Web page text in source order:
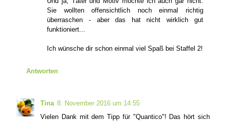
Sie wollten offensichtlich noch einmal richtig
überraschen - aber das hat nicht wirklich gut
funktioniert...
Ich wünsche dir schon einmal viel Spaß bei Staffel 2!
Antworten
Tina 8. November 2016 um 14:55
Vielen Dank mit dem Tipp für "Quantico"! Das hört sich